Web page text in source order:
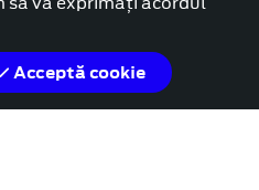
de Workleto
Acceptă cookie